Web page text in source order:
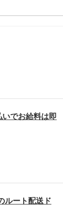
でお給料は即
ルート配送ド